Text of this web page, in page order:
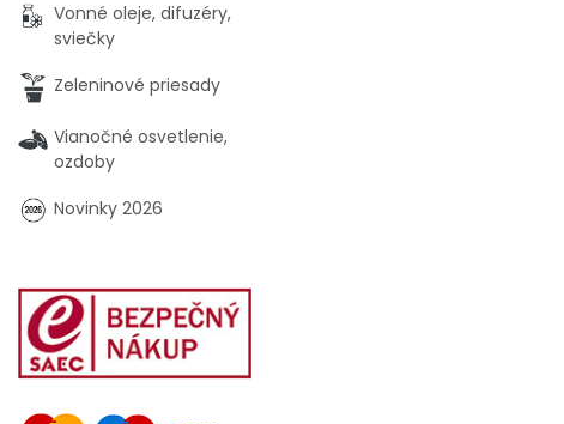
Vonné oleje, difuzéry,
sviečky
Zeleninové priesady
Vianočné osvetlenie,
ozdoby
Novinky 2026